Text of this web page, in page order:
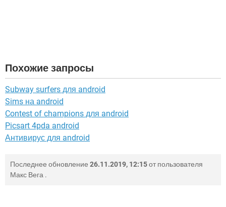
Похожие запросы
Subway surfers для android
Sims на android
Contest of champions для android
Picsart 4pda android
Антивирус для android
Последнее обновление 26.11.2019, 12:15от пользователя
Макс Вега .